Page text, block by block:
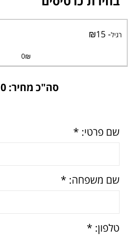
רגיל- ₪15
₪
0
סה"כ מחיר: ₪0
שם פרטי: *
שם משפחה: *
טלפון: *